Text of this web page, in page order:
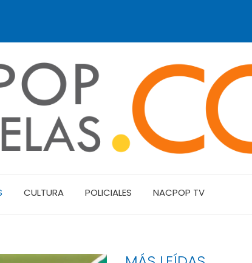
CULTURA POLICIALES NACPOP TV